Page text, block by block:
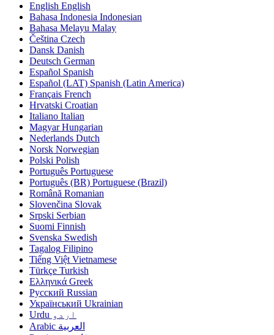
English English
Bahasa Indonesia Indonesian
Bahasa Melayu Malay
Čeština Czech
Dansk Danish
Deutsch German
Español Spanish
Español (LAT) Spanish (Latin America)
Français French
Hrvatski Croatian
Italiano Italian
Magyar Hungarian
Nederlands Dutch
Norsk Norwegian
Polski Polish
Português Portuguese
Português (BR) Portuguese (Brazil)
Română Romanian
Slovenčina Slovak
Srpski Serbian
Suomi Finnish
Svenska Swedish
Tagalog Filipino
Tiếng Việt Vietnamese
Türkçe Turkish
Ελληνικά Greek
Русский Russian
Український Ukrainian
اردو Urdu
العربية Arabic